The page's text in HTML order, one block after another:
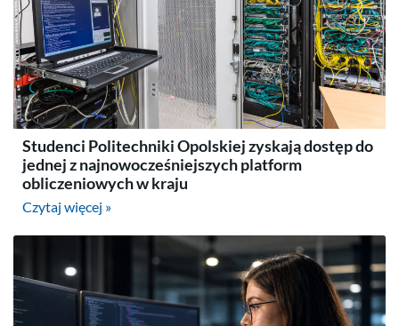
Studenci Politechniki Opolskiej zyskają dostęp do
jednej z najnowocześniejszych platform
obliczeniowych w kraju
Czytaj więcej »